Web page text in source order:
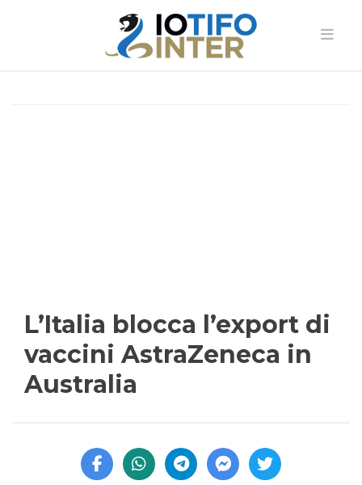
L’Italia blocca l’export di
vaccini AstraZeneca in
Australia